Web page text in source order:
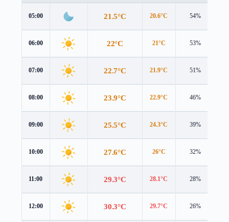
05:00 21.5°C 20.6°C 54%
06:00 22°C 21°C 53%
07:00 22.7°C 21.9°C 51%
08:00 23.9°C 22.9°C 46%
09:00 25.5°C 24.3°C 39%
10:00 27.6°C 26°C 32%
11:00 29.3°C 28.1°C 28%
12:00 30.3°C 29.7°C 26%